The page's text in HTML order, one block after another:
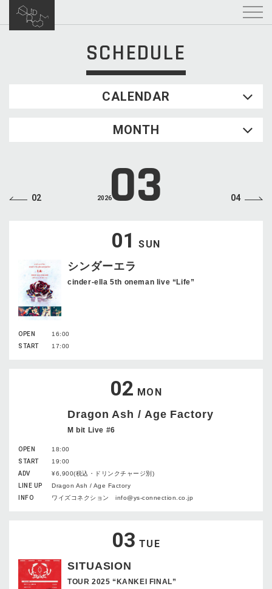
SCHEDULE
CALENDAR
WED
5
9
11 12
15
MONTH
202603
02 04
01 SUN
シンダーエラ
cinder-ella 5th oneman live “Life”
OPEN
16:00
START
17:00
02 MON
Dragon Ash / Age Factory
M bit Live #6
OPEN
18:00
START
19:00
ADV
¥6,900(税込・ドリンクチャージ別)
LINE UP
Dragon Ash / Age Factory
INFO
ワイズコネクション info@ys-connection.co.jp
03 TUE
SITUASION
TOUR 2025 “KANKEI FINAL”